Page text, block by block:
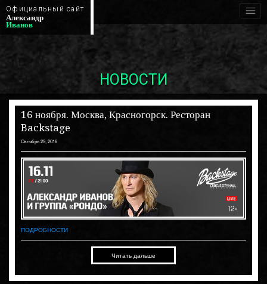
Официальный сайт
Александр
Иванов
НОВОСТИ
16 ноября. Москва, Красногорск. Ресторан
Backstage
Октябрь 29, 2018
ПОДРОБНОСТИ
Читать дальше